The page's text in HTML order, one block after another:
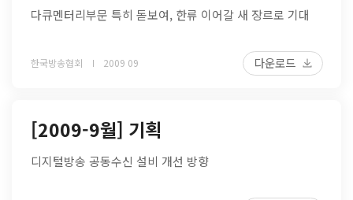
다큐멘터리부문 특히 돋보여, 한류 이어갈 새 장르로 기대
한국방송협회 2009 09 다운로드
[2009-9월] 기획
디지털방송 공동수신 설비 개선 방향